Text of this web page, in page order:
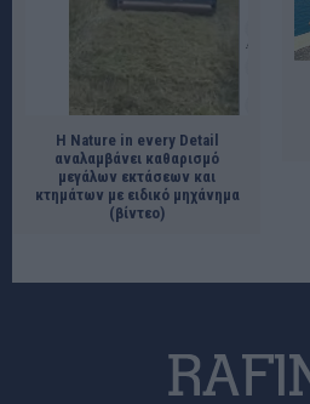
Η Nature in every Detail
αναλαμβάνει καθαρισμό
μεγάλων εκτάσεων και
κτημάτων με ειδικό μηχάνημα
(βίντεο)